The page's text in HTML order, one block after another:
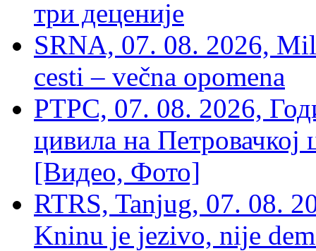
три деценије
SRNA, 07. 08. 2026,
cesti – večna opomena
РТРС, 07. 08. 2026,
цивила на Петровачкој
[Видео, Фото]
RTRS, Tanjug, 07. 08.
Kninu je jezivo, nije